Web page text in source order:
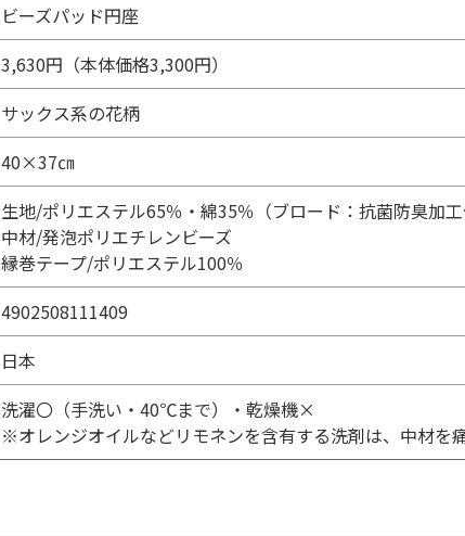
ビーズパッド円座
3,630円（本体価格3,300円）
サックス系の花柄
40×37㎝
生地/ポリエステル65％・綿35％（ブロード：抗菌防臭加
中材/発泡ポリエチレンビーズ
縁巻テープ/ポリエステル100％
4902508111409
日本
洗濯〇（手洗い・40℃まで）・乾燥機×
※オレンジオイルなどリモネンを含有する洗剤は、中材を